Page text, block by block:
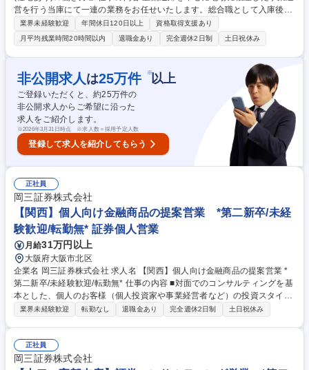
営を行う当庫にて一連の業務をお任せいたします。総合職として入庫後は
ジョブローテーションを通じて、預金や融資・営業・本部業務を経験しな
がら幅広い知識を習得します。 ■主な業務内容 ・預金担当…預金業務の事
務処理を担当し、電話応対や自動振替手続き、オペレーションなどを行い
ます。 ・融資・営業担当…事業融資や個人ローン(マイカーや教育など)の
ご提案やフォロー活動などを行います。 ・本部…融資や預金に関する基礎
知識や金融知識を学びながら、お客様対応や内部事務に携わります。 募集
職種 【室蘭/総合職】未経験歓迎★UIターン歓迎(社宅あり)★働き方◎
業界未経験歓迎 年間休日120日以上
資格取得支援あり
月平均残業時間20時間以内
退職金あり 完全週休2日制 土日祝休み
非公開求人 は25万件 ※以上
ご登録いただくと、約25万件の
非公開求人からご希望に沿った
求人をご紹介します。
※2026年3月31日時点 ※求人数＝採用予定人数
登録して求人を紹介してもらう
正社員
岡三証券株式会社
【関西】個人向け金融商品の提案営業 *第二新卒/未経
験歓迎/転勤無* 証券個人営業
月給31万円以上
大阪府大阪市北区
企業名 岡三証券株式会社 求人名 【関西】個人向け金融商品の提案営業 *
第二新卒/未経験歓迎/転勤無* 仕事の内容 ■対面でのコンサルティングを基
本とした、個人のお客様（個人投資家や事業経営者など）の投資スタイル
やライフプラン、多様なニーズにあわせた、最適な資産形成・運用のため
のアプローチに注力しており、資産形成のご提案に留まらず、専門部署と
の連携による事業承継やM&A、不動産管理など多様なソリューションの提
業界未経験歓迎 転勤なし 退職金あり 完全週休2日制 土日祝休み
正社員
岡三証券株式会社